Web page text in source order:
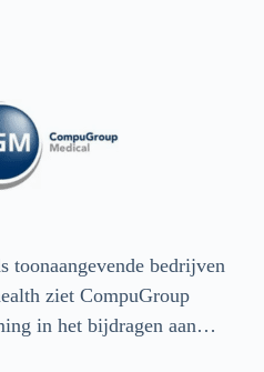
toonaangevende bedrijven
ziet CompuGroup
in het bijdragen aan…